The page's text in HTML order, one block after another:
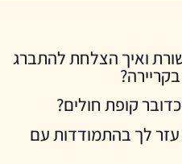
ואיך הצלחת להתברג
עזר לך בהתמודדות עם